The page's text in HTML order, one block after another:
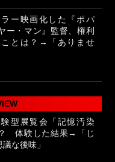
ラー映画化した『ポパ
ー・マン』監督、権利
ことは？→「ありませ
験型展覧会「記憶汚染
体験した結果→「じ
な後味」